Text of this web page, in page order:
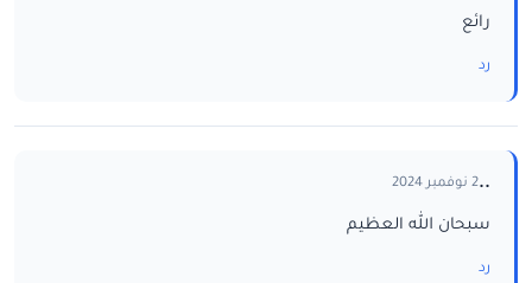
رائع
رد
..2 نوفمبر 2024
سبحان الله العظيم
رد